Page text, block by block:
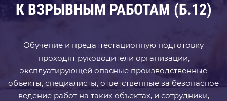
К ВЗРЫВНЫМ РАБОТАМ (Б.12)
Обучение и предаттестационную подготовку
проходят руководители организации,
эксплуатирующей опасные производственные
объекты, специалисты, ответственные за безопасное
ведение работ на таких объектах, и сотрудники,